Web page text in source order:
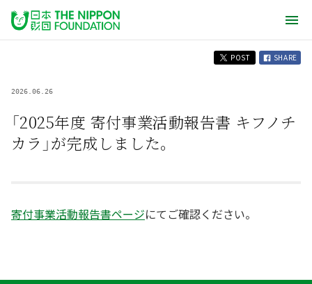
POST SHARE
2026.06.26
「2025年度 寄付事業活動報告書 キフノチ
カラ」が完成しました。
寄付事業活動報告書ページにてご確認ください。